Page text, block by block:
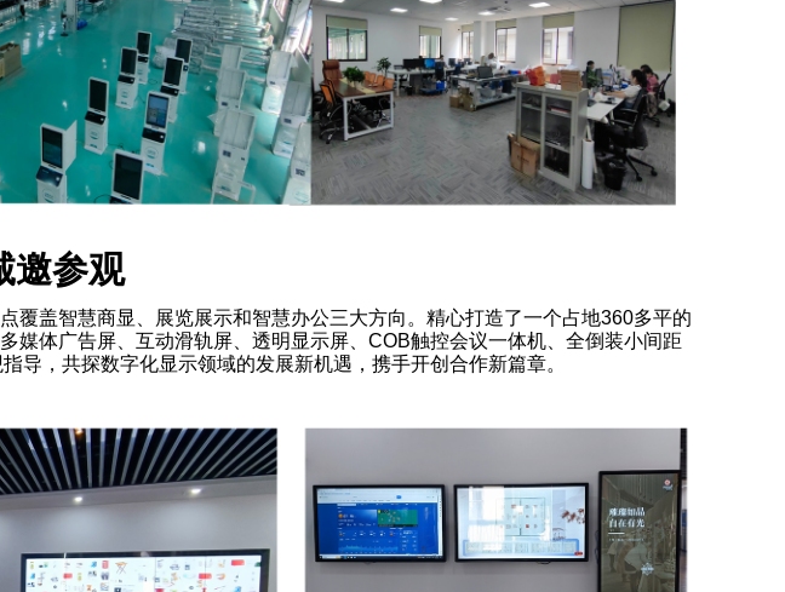
邀参观
覆盖智慧商显、展览展示和智慧办公三大方向。精心打造了一个占地360多平的
体广告屏、互动滑轨屏、透明显示屏、COB触控会议一体机、全倒装小间距
，共探数字化显示领域的发展新机遇，携手开创合作新篇章。